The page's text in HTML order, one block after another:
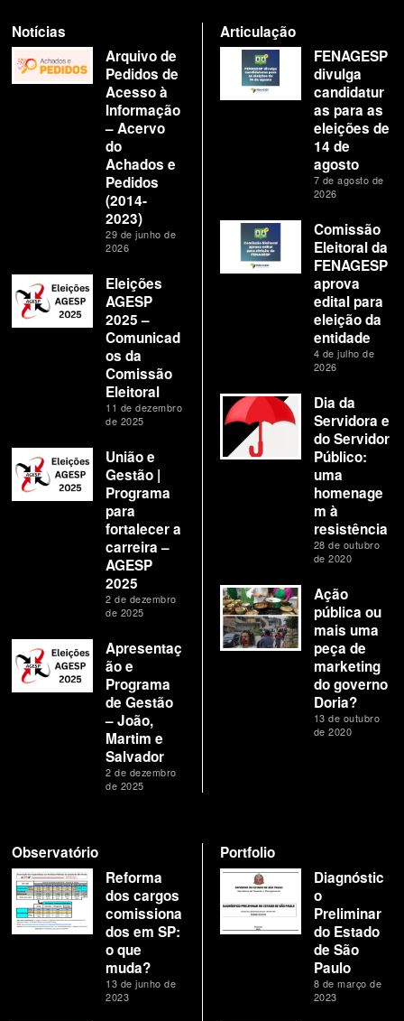
Notícias
Arquivo de
Pedidos de
Acesso à
Informação
– Acervo
do
Achados e
Pedidos
(2014-
2023)
29 de junho de
2026
Eleições
AGESP
2025 –
Comunicad
os da
Comissão
Eleitoral
11 de dezembro
de 2025
União e
Gestão |
Programa
para
fortalecer a
carreira –
AGESP
2025
2 de dezembro
de 2025
Apresentaç
ão e
Programa
de Gestão
– João,
Martim e
Salvador
2 de dezembro
de 2025
Articulação
FENAGESP
divulga
candidatur
as para as
eleições de
14 de
agosto
7 de agosto de
2026
Comissão
Eleitoral da
FENAGESP
aprova
edital para
eleição da
entidade
4 de julho de
2026
Dia da
Servidora e
do Servidor
Público:
uma
homenage
m à
resistência
28 de outubro
de 2020
Ação
pública ou
mais uma
peça de
marketing
do governo
Doria?
13 de outubro
de 2020
Observatório
Reforma
dos cargos
comissiona
dos em SP:
o que
muda?
13 de junho de
2023
Portfolio
Diagnóstic
o
Preliminar
do Estado
de São
Paulo
8 de março de
2023